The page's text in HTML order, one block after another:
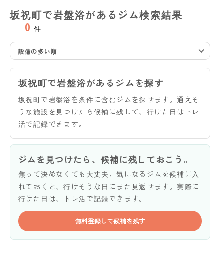
坂祝町で岩盤浴があるジム検索結果
0 件
設備の多い順
坂祝町で岩盤浴があるジムを探す
坂祝町で岩盤浴を条件に含むジムを探せます。通えそ
うな施設を見つけたら候補に残して、行けた日はトレ
活で記録できます。
ジムを見つけたら、候補に残しておこう。
焦って決めなくても大丈夫。気になるジムを候補に入
れておくと、行けそうな日にまた見返せます。実際に
行けた日は、トレ活で記録できます。
無料登録して候補を残す